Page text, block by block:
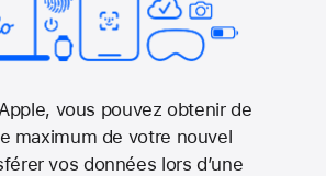
vous pouvez obtenir de
maximum de votre nouvel
vos données lors d’une